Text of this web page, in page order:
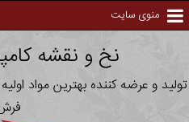
منوی سایت
نخ و نقشه
تولید و عرضه کننده بهترین مواد